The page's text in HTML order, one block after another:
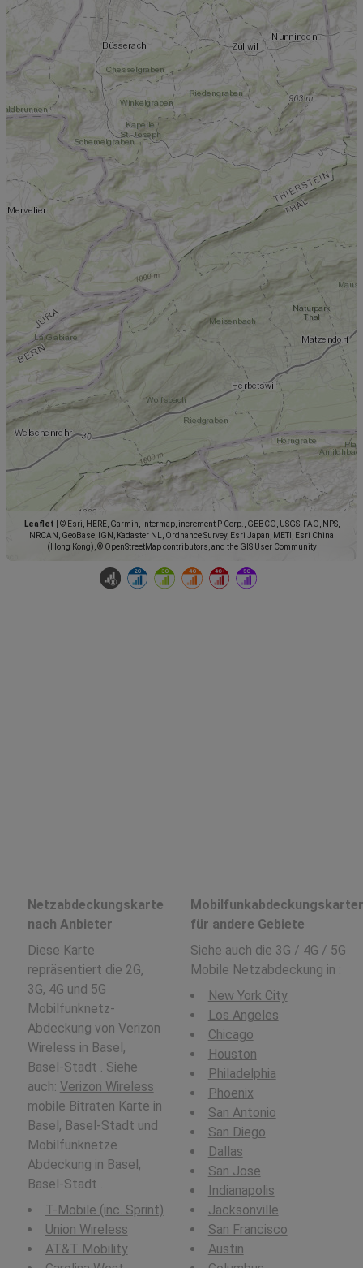
Leaflet
© Esri, HERE, Garmin, Intermap, increment P Corp., GEBCO, USGS, FAO, NPS,
NRCAN, GeoBase, IGN, Kadaster NL, Ordnance Survey, Esri Japan, METI, Esri China
(Hong Kong), © OpenStreetMap contributors, and the GIS User Community
Netzabdeckungskarte
nach Anbieter
Diese Karte
repräsentiert die 2G,
3G, 4G und 5G
Mobilfunknetz-
Abdeckung von Verizon
Wireless in Basel,
Basel-Stadt . Siehe
auch: Verizon Wireless
mobile Bitraten Karte in
Basel, Basel-Stadt und
Mobilfunknetze
Abdeckung in Basel,
Basel-Stadt .
T-Mobile (inc. Sprint)
Union Wireless
AT&T Mobility
für andere Gebiete
Siehe auch die 3G / 4G / 5G
Mobile Netzabdeckung in :
New York City
Los Angeles
Chicago
Houston
Philadelphia
Phoenix
San Antonio
San Diego
Dallas
San Jose
Indianapolis
Jacksonville
San Francisco
Austin